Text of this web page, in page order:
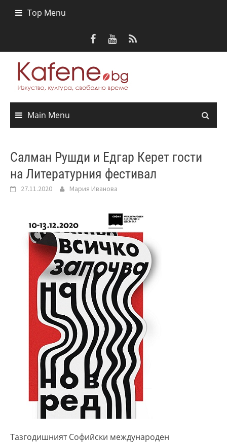
Top Menu
Main Menu
Салман Рушди и Едгар Керет гости
на Литературния фестивал
27.11.2020 Мария Иванова
Тазгодишният Софийски международен